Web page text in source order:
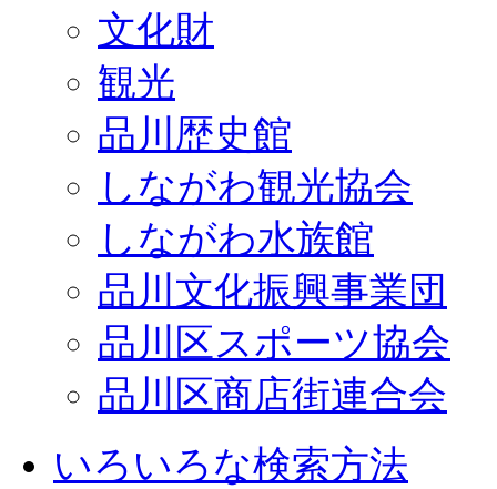
文化財
観光
品川歴史館
しながわ観光協会
しながわ水族館
品川文化振興事業団
品川区スポーツ協会
品川区商店街連合会
いろいろな検索方法